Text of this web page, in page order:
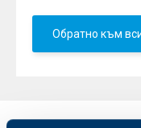
Обратно към